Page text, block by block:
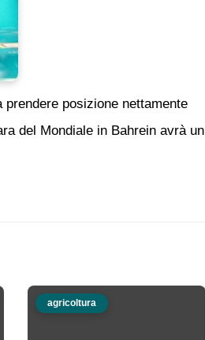
posizione nettamente
del Mondiale in Bahrein avrà un
agricoltura